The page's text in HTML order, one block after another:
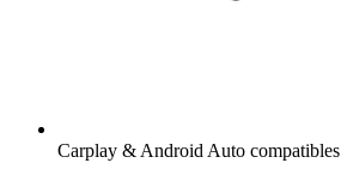
Carplay & Android Auto compatibles